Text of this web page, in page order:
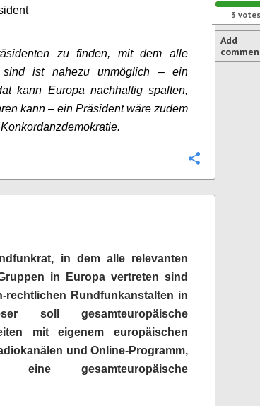
zu finden, mit dem alle
sind ist nahezu unmöglich – ein
kann Europa nachhaltig spalten,
kann – ein Präsident wäre zudem
3 votes
Add
in dem alle relevanten
in Europa vertreten sind
rechtlichen Rundfunkanstalten in
soll gesamteuropäische
mit eigenem europäischen
und Online-Programm,
eine gesamteuropäische